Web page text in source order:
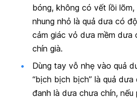
bóng, không có vết lồi
nhung nhỏ là quả dưa có
cảm giác vỏ dưa mềm dưa
chín già.
Dùng tay vỗ nhẹ vào quả
“bịch bịch bịch” là quả dưa
đanh là dưa chưa chín, nếu